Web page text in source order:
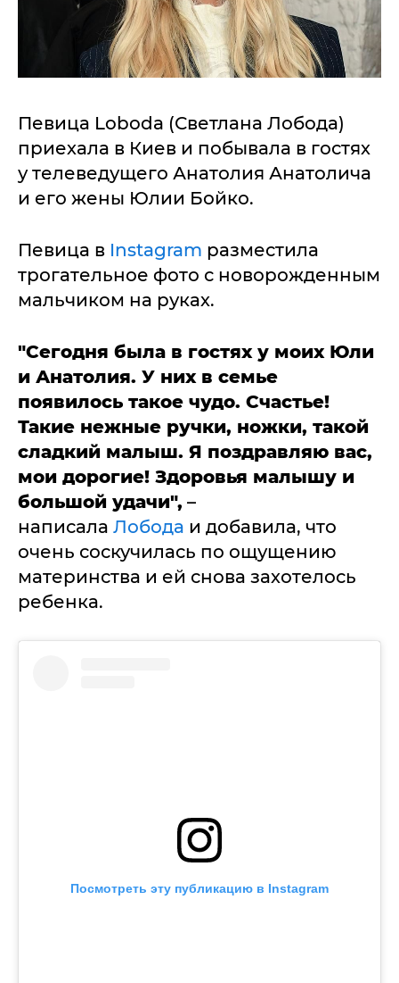
Певица Loboda (Светлана Лобода)
приехала в Киев и побывала в гостях
у телеведущего Анатолия Анатолича
и его жены Юлии Бойко.
Певица в Instagram разместила
трогательное фото с новорожденным
мальчиком на руках.
"Сегодня была в гостях у моих Юли
и Анатолия. У них в семье
появилось такое чудо. Счастье!
Такие нежные ручки, ножки, такой
сладкий малыш. Я поздравляю вас,
мои дорогие! Здоровья малышу и
большой удачи", –
написала Лобода и добавила, что
очень соскучилась по ощущению
материнства и ей снова захотелось
ребенка.
Посмотреть эту публикацию в Instagram